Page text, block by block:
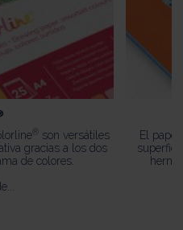
®
son versátiles
gracias a los dos
de colores.
El